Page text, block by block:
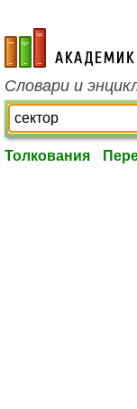
academic.ru
Словари и
Толкования